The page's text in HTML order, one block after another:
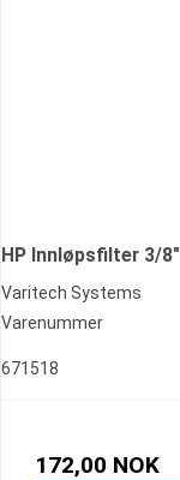
HP Innløpsfilter 3/8"
Varitech Systems
Varenummer
671518
172,00 NOK